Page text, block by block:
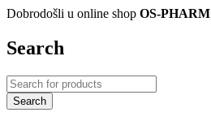
Dobrodošli u online shop OS-PHARM
Search